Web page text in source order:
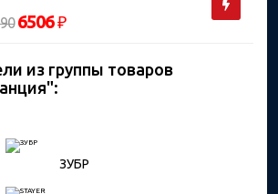
6506₽
из группы товаров
ЗУБР